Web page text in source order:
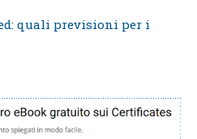
quali previsioni per i